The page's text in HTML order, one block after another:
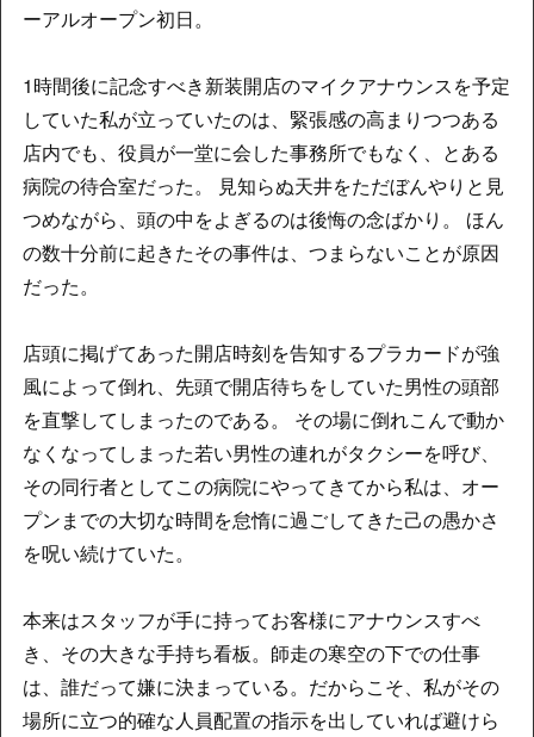
ーアルオープン初日。
1時間後に記念すべき新装開店のマイクアナウンスを予定
していた私が立っていたのは、緊張感の高まりつつある
店内でも、役員が一堂に会した事務所でもなく、とある
病院の待合室だった。 見知らぬ天井をただぼんやりと見
つめながら、頭の中をよぎるのは後悔の念ばかり。 ほん
の数十分前に起きたその事件は、つまらないことが原因
だった。
店頭に掲げてあった開店時刻を告知するプラカードが強
風によって倒れ、先頭で開店待ちをしていた男性の頭部
を直撃してしまったのである。 その場に倒れこんで動か
なくなってしまった若い男性の連れがタクシーを呼び、
その同行者としてこの病院にやってきてから私は、オー
プンまでの大切な時間を怠惰に過ごしてきた己の愚かさ
を呪い続けていた。
本来はスタッフが手に持ってお客様にアナウンスすべ
き、その大きな手持ち看板。師走の寒空の下での仕事
は、誰だって嫌に決まっている。だからこそ、私がその
場所に立つ的確な人員配置の指示を出していれば避けら